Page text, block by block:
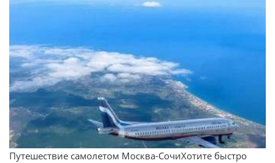
Путешествие самолетом Москва-СочиХотите быстро